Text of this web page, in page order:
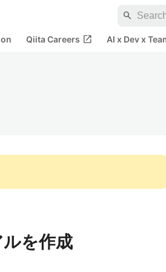
search
Qiita Careers open_in_new AI x Dev x
を作成